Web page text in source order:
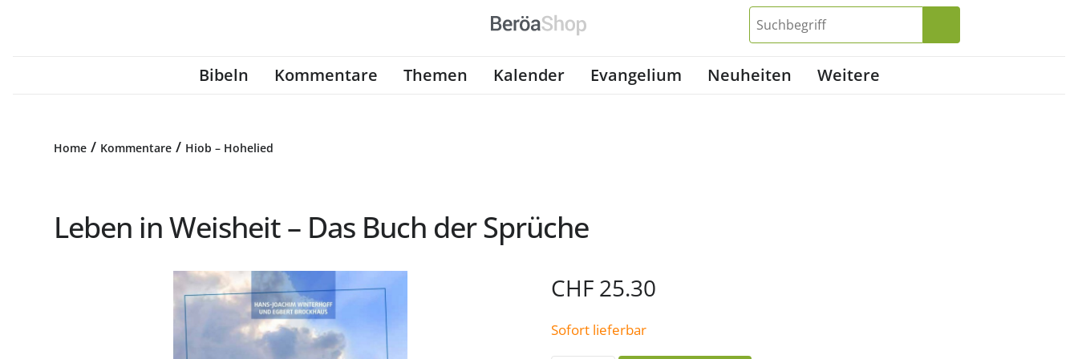
Bibeln Kommentare Themen Kalender Evangelium Neuheiten Weitere
Home / Kommentare / Hiob – Hohelied
Leben in Weisheit – Das Buch der Sprüche
CHF 25.30
Sofort lieferbar